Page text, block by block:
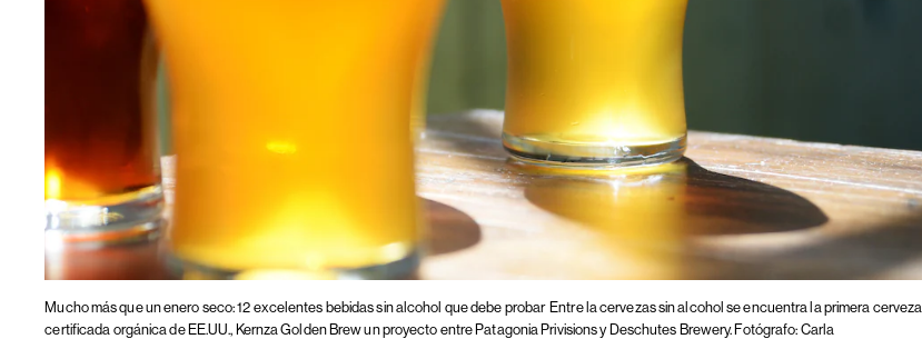
Mucho más que un enero seco: 12 excelentes bebidas sin alcohol que debe probar Entre la cervezas sin alcohol se encuentra la primera cerveza
certificada orgánica de EE.UU., Kernza Golden Brew un proyecto entre Patagonia Privisions y Deschutes Brewery. Fotógrafo: Carla